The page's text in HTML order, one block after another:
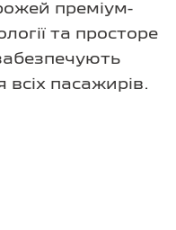
преміум-
та просторе
всіх пасажирів.